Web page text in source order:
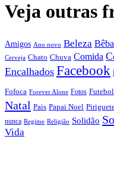
Veja outras
Amigos Ano novo Beleza
Cerveja Chato Chuva Comida
Encalhados Facebook
Fofoca Forever Alone Fotos Futebol
Natal Pais Papai Noel
nunca Regime Religião Solidão
Vida